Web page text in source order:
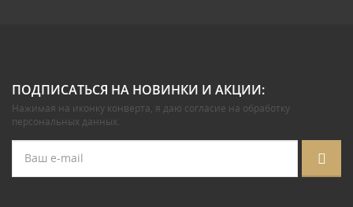
ПОДПИСАТЬСЯ НА НОВИНКИ И АКЦИИ:
Нажимая на иконку конверта, я даю согласие на обработку
персональных данных.